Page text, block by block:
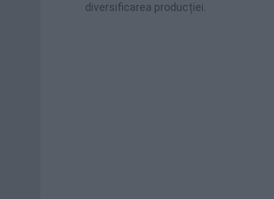
diversificarea producției.